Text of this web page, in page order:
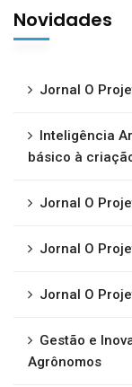
Novidades
Jornal O
Inteligência
básico à
Jornal O
Jornal O
Jornal O
Gestão e
Agrônomos